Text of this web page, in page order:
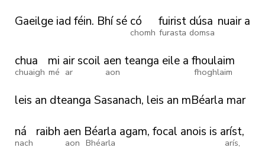
Gaeilge iad féin. Bhísé có
chomh
fuirist
furasta
dúsa
domsa
nuair a
chua
chuaigh
mi
mé
air
ar
scoil aen
aon
teanga eile a fhoulaim
fhoghlaim
leis an dteanga Sasanach, leis an mBéarla mar
ná
nach
raibh aen
aon
Béarla
Bhéarla
agam, focal anois is aríst,
arís,